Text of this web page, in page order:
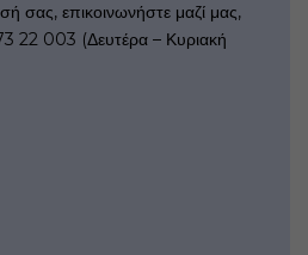
σας, επικοινωνήστε μαζί μας,
22 003 (Δευτέρα – Κυριακή